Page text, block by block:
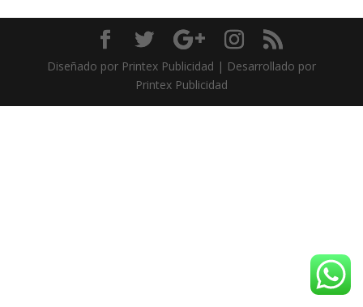
Diseñado por Printex Publicidad | Desarrollado por
Printex Publicidad